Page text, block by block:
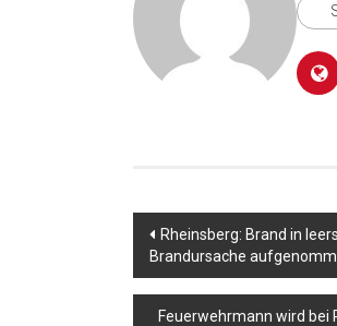
Rheinsberg: Brand in
Brandursache
Feuerwehrmann wird bei